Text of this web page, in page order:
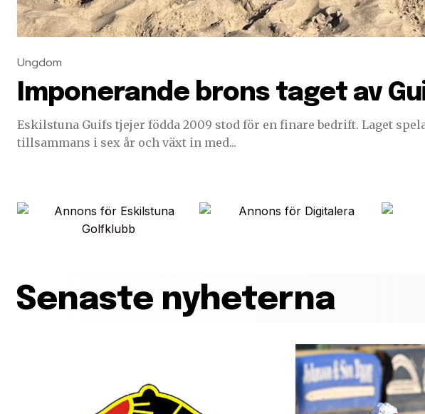
Ungdom
Imponerande brons taget av
Eskilstuna Guifs tjejer födda 2009 stod för en finare bedrift. Laget spelade
tillsammans i sex år och växt in med...
Senaste nyheterna